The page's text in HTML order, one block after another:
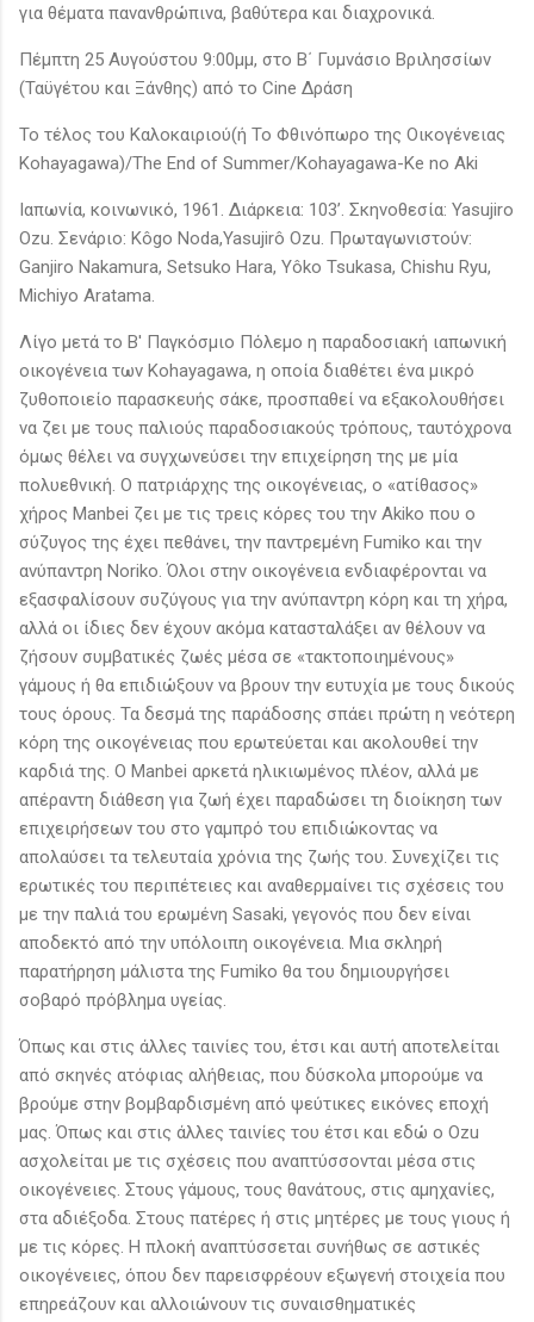
για θέματα πανανθρώπινα, βαθύτερα και διαχρονικά.
Πέμπτη 25 Αυγούστου 9:00μμ, στο Β΄ Γυμνάσιο Βριλησσίων
(Ταϋγέτου και Ξάνθης) από το Cine Δράση
Το τέλος του Καλοκαιριού(ή To Φθινόπωρο της Οικογένειας
Kohayagawa)/The End of Summer/Kohayagawa-Ke no Aki
Ιαπωνία, κοινωνικό, 1961. Διάρκεια: 103’. Σκηνοθεσία: Yasujiro
Ozu. Σενάριο: Kôgo Noda,Yasujirô Ozu. Πρωταγωνιστούν:
Ganjiro Nakamura, Setsuko Hara, Yôko Tsukasa, Chishu Ryu,
Michiyo Aratama.
Λίγο μετά το Β' Παγκόσμιο Πόλεμο η παραδοσιακή ιαπωνική
οικογένεια των Kohayagawa, η οποία διαθέτει ένα μικρό
ζυθοποιείο παρασκευής σάκε, προσπαθεί να εξακολουθήσει
να ζει με τους παλιούς παραδοσιακούς τρόπους, ταυτόχρονα
όμως θέλει να συγχωνεύσει την επιχείρηση της με μία
πολυεθνική. Ο πατριάρχης της οικογένειας, ο «ατίθασος»
χήρος Manbei ζει με τις τρεις κόρες του την Akiko που ο
σύζυγος της έχει πεθάνει, την παντρεμένη Fumiko και την
ανύπαντρη Noriko. Όλοι στην οικογένεια ενδιαφέρονται να
εξασφαλίσουν συζύγους για την ανύπαντρη κόρη και τη χήρα,
αλλά οι ίδιες δεν έχουν ακόμα κατασταλάξει αν θέλουν να
ζήσουν συμβατικές ζωές μέσα σε «τακτοποιημένους»
γάμους ή θα επιδιώξουν να βρουν την ευτυχία με τους δικούς
τους όρους. Τα δεσμά της παράδοσης σπάει πρώτη η νεότερη
κόρη της οικογένειας που ερωτεύεται και ακολουθεί την
καρδιά της. Ο Manbei αρκετά ηλικιωμένος πλέον, αλλά με
απέραντη διάθεση για ζωή έχει παραδώσει τη διοίκηση των
επιχειρήσεων του στο γαμπρό του επιδιώκοντας να
απολαύσει τα τελευταία χρόνια της ζωής του. Συνεχίζει τις
ερωτικές του περιπέτειες και αναθερμαίνει τις σχέσεις του
με την παλιά του ερωμένη Sasaki, γεγονός που δεν είναι
αποδεκτό από την υπόλοιπη οικογένεια. Μια σκληρή
παρατήρηση μάλιστα της Fumiko θα του δημιουργήσει
σοβαρό πρόβλημα υγείας.
Όπως και στις άλλες ταινίες του, έτσι και αυτή αποτελείται
από σκηνές ατόφιας αλήθειας, που δύσκολα μπορούμε να
βρούμε στην βομβαρδισμένη από ψεύτικες εικόνες εποχή
μας. Όπως και στις άλλες ταινίες του έτσι και εδώ ο Ozu
ασχολείται με τις σχέσεις που αναπτύσσονται μέσα στις
οικογένειες. Στους γάμους, τους θανάτους, στις αμηχανίες,
στα αδιέξοδα. Στους πατέρες ή στις μητέρες με τους γιους ή
με τις κόρες. Η πλοκή αναπτύσσεται συνήθως σε αστικές
οικογένειες, όπου δεν παρεισφρέουν εξωγενή στοιχεία που
επηρεάζουν και αλλοιώνουν τις συναισθηματικές